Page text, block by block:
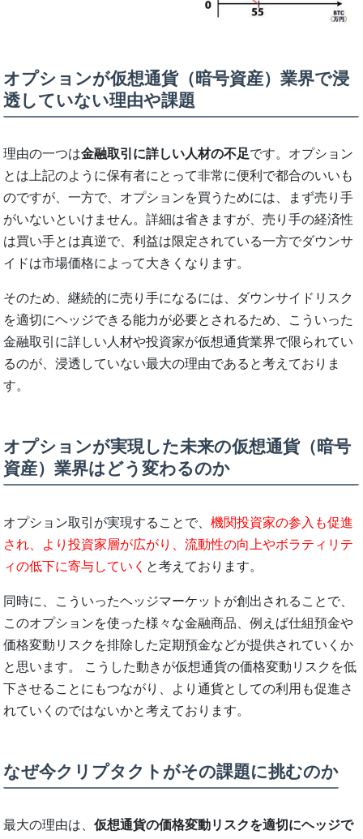
オプションが仮想通貨（暗号資産）業界で浸
透していない理由や課題
理由の一つは金融取引に詳しい人材の不足です。オプション
とは上記のように保有者にとって非常に便利で都合のいいも
のですが、一方で、オプションを買うためには、まず売り手
がいないといけません。詳細は省きますが、売り手の経済性
は買い手とは真逆で、利益は限定されている一方でダウンサ
イドは市場価格によって大きくなります。
そのため、継続的に売り手になるには、ダウンサイドリスク
を適切にヘッジできる能力が必要とされるため、こういった
金融取引に詳しい人材や投資家が仮想通貨業界で限られてい
るのが、浸透していない最大の理由であると考えておりま
す。
オプションが実現した未来の仮想通貨（暗号
資産）業界はどう変わるのか
オプション取引が実現することで、機関投資家の参入も促進
され、より投資家層が広がり、流動性の向上やボラティリテ
ィの低下に寄与していく と考えております。
同時に、こういったヘッジマーケットが創出されることで、
このオプションを使った様々な金融商品、例えば仕組預金や
価格変動リスクを排除した定期預金などが提供されていくか
と思います。 こうした動きが仮想通貨の価格変動リスクを低
下させることにもつながり、より通貨としての利用も促進さ
れていくのではないかと考えております。
なぜ今クリプタクトがその課題に挑むのか
最大の理由は、仮想通貨の価格変動リスクを適切にヘッジで